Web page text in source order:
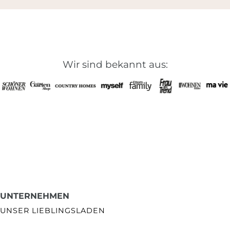
Wir sind bekannt aus:
UNTERNEHMEN
UNSER LIEBLINGSLADEN